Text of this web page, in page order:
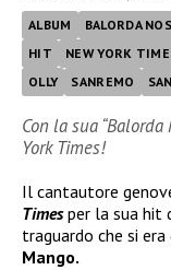
ALBUM BALORDA
HIT
NEW YORK
OLLY
SANREMO
Con la sua
York Times!
Il cantautore
Timesper la sua hit
traguardo che si
Mango.